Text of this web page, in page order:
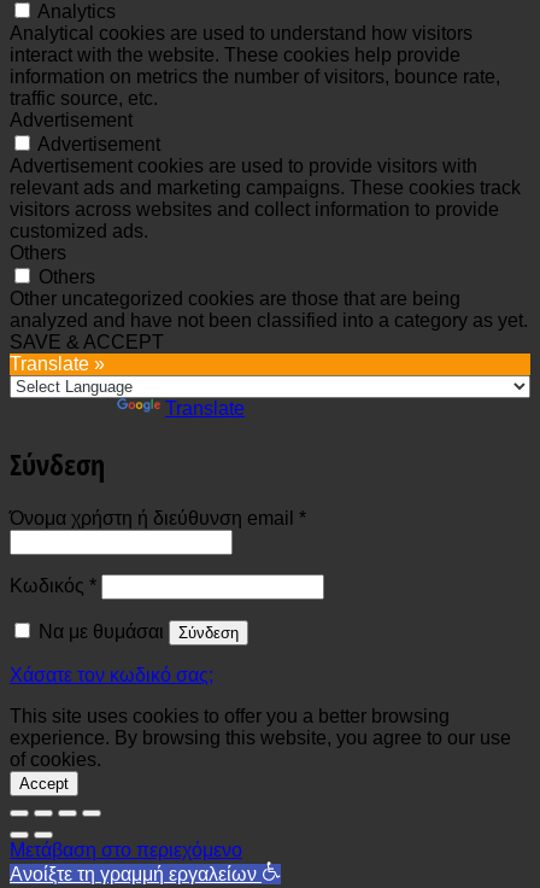
Analytics
Analytical cookies are used to understand how visitors
interact with the website. These cookies help provide
information on metrics the number of visitors, bounce rate,
traffic source, etc.
Advertisement
Advertisement
Advertisement cookies are used to provide visitors with
relevant ads and marketing campaigns. These cookies track
visitors across websites and collect information to provide
customized ads.
Others
Others
Other uncategorized cookies are those that are being
analyzed and have not been classified into a category as yet.
SAVE & ACCEPT
Translate »
Translate
Σύνδεση
Όνομα χρήστη ή διεύθυνση email *Απαιτείται
Κωδικός *Απαιτείται
Να με θυμάσαι Σύνδεση
Χάσατε τον κωδικό σας;
This site uses cookies to offer you a better browsing
experience. By browsing this website, you agree to our use
of cookies.
Accept
Μετάβαση στο περιεχόμενο
Ανοίξτε τη γραμμή εργαλείων